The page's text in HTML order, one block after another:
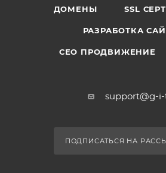
ДОМЕНЫ SSL
РАЗРАБОТКА
СЕО ПРОДВИЖЕНИЕ
support@g-
ПОДПИСАТЬСЯ НА